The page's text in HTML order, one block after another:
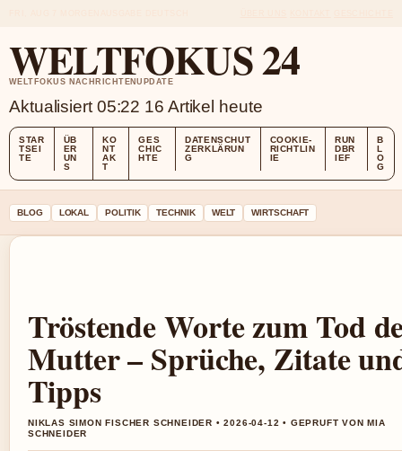
WELTFOKUS 24
WELTFOKUS NACHRICHTENUPDATE
Aktualisiert 05:22 16 Artikel heute
STAR
TSEI
TE
ÜB
ER
UN
S
KO
NT
AK
T
GES
CHIC
HTE
DATENSCHUT
ZERKLÄRUN
G
COOKIE-
RICHTLIN
IE
RUN
DBR
IEF
B
L
O
G
BLOG LOKAL POLITIK TECHNIK WELT WIRTSCHAFT
Tröstende Worte zum Tod
Mutter – Sprüche, Zitate
Tipps
NIKLAS SIMON FISCHER SCHNEIDER • 2026-04-12 • GEPRUFT VON MIA
SCHNEIDER